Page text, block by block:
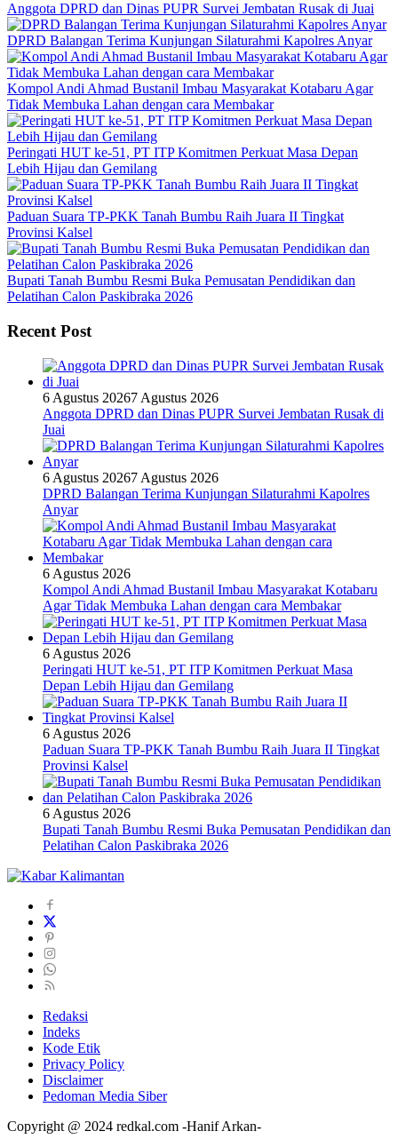
Anggota DPRD dan Dinas PUPR Survei Jembatan Rusak di Juai
DPRD Balangan Terima Kunjungan Silaturahmi Kapolres Anyar
Kompol Andi Ahmad Bustanil Imbau Masyarakat Kotabaru Agar
Tidak Membuka Lahan dengan cara Membakar
Peringati HUT ke-51, PT ITP Komitmen Perkuat Masa Depan
Lebih Hijau dan Gemilang
Paduan Suara TP-PKK Tanah Bumbu Raih Juara II Tingkat
Provinsi Kalsel
Bupati Tanah Bumbu Resmi Buka Pemusatan Pendidikan dan
Pelatihan Calon Paskibraka 2026
Recent Post
6 Agustus 20267 Agustus 2026
Anggota DPRD dan Dinas PUPR Survei Jembatan Rusak di
Juai
6 Agustus 20267 Agustus 2026
DPRD Balangan Terima Kunjungan Silaturahmi Kapolres
Anyar
6 Agustus 2026
Kompol Andi Ahmad Bustanil Imbau Masyarakat Kotabaru
Agar Tidak Membuka Lahan dengan cara Membakar
6 Agustus 2026
Peringati HUT ke-51, PT ITP Komitmen Perkuat Masa
Depan Lebih Hijau dan Gemilang
6 Agustus 2026
Paduan Suara TP-PKK Tanah Bumbu Raih Juara II Tingkat
Provinsi Kalsel
6 Agustus 2026
Bupati Tanah Bumbu Resmi Buka Pemusatan Pendidikan dan
Pelatihan Calon Paskibraka 2026
Redaksi
Indeks
Kode Etik
Privacy Policy
Disclaimer
Pedoman Media Siber
Copyright @ 2024 redkal.com -Hanif Arkan-